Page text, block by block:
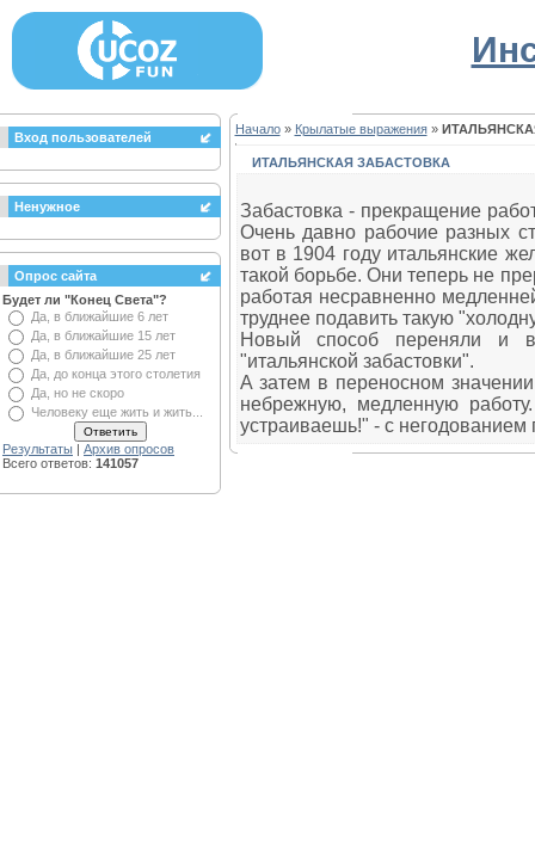
Вход пользователей
Ненужное
Опрос сайта
Будет ли "Конец Света"?
Да, в ближайшие 6 лет
Да, в ближайшие 15 лет
Да, в ближайшие 25 лет
Да, до конца этого столетия
Да, но не скоро
Человеку еще жить и жить...
Результаты | Архив опросов
Всего ответов: 141057
Начало» Крылатые выражения»
ИТАЛЬЯНСКАЯ ЗАБАСТОВКА
Забастовка - прекращение
Очень давно рабочие разных
вот в 1904 году итальянские
такой борьбе. Они теперь не
работая несравненно
труднее подавить такую
Новый способ переняли и
"итальянской забастовки".
А затем в переносном
небрежную, медленную
устраиваешь!" - с негодованием